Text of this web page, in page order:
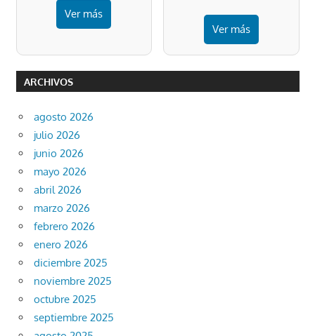
Ver más
Ver más
ARCHIVOS
agosto 2026
julio 2026
junio 2026
mayo 2026
abril 2026
marzo 2026
febrero 2026
enero 2026
diciembre 2025
noviembre 2025
octubre 2025
septiembre 2025